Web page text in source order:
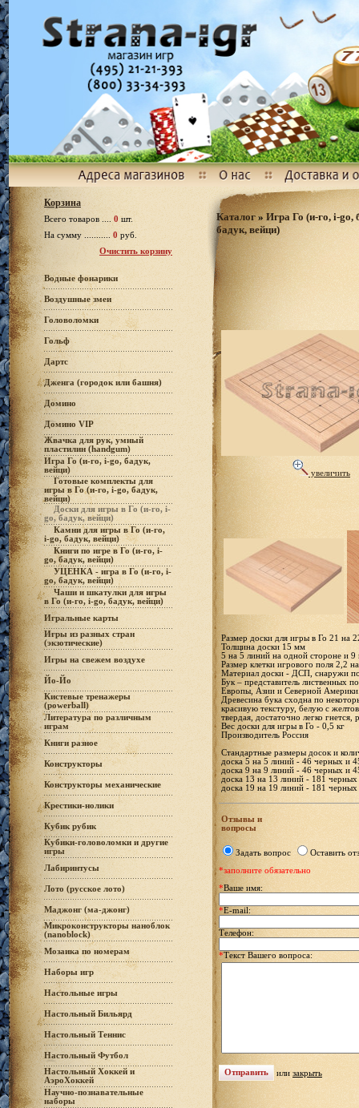
Корзина
Всего товаров .... 0 шт.
На сумму ........... 0 руб.
Очистить корзину
Водные фонарики
Воздушные змеи
Головоломки
Гольф
Дартс
Дженга (городок или башня)
Домино
Домино VIP
Жвачка для рук, умный
пластилин (handgum)
Игра Го (и-го, i-go, бадук,
вейци)
Готовые комплекты для
игры в Го (и-го, i-go, бадук,
вейци)
Доски для игры в Го (и-го, i-
go, бадук, вейци)
Камни для игры в Го (и-го,
i-go, бадук, вейци)
Книги по игре в Го (и-го, i-
go, бадук, вейци)
УЦЕНКА - игра в Го (и-го, i-
go, бадук, вейци)
Чаши и шкатулки для игры
в Го (и-го, i-go, бадук, вейци)
Игральные карты
Игры из разных стран
(экзотические)
Игры на свежем воздухе
Йо-Йо
Кистевые тренажеры
(powerball)
Литература по различным
играм
Книги разное
Конструкторы
Конструкторы механические
Крестики-нолики
Кубик рубик
Кубики-головоломки и другие
игры
Лабиринтусы
Лото (русское лото)
Маджонг (ма-джонг)
Микроконструкторы наноблок
(nanoblock)
Мозаика по номерам
Наборы игр
Настольные игры
Настольный Бильярд
Настольный Теннис
Настольный Футбол
Настольный Хоккей и
АэроХоккей
Научно-познавательные
наборы
Каталог» Игра Го (и-го, i-go,
бадук, вейци)
увеличить
Размер доски для игры в Го 21 на
Толщина доски 15 мм
5 на 5 линий на одной стороне и
Размер клетки игрового поля 2,2
Материал доски - ДСП, снаружи
Бук – представитель лиственных
Европы, Азии и Северной
Древесина бука сходна по
красивую текстуру, белую с
твердая, достаточно легко
Вес доски для игры в Го - 0,5 кг
Производитель Россия
Стандартные размеры досок и
доска 5 на 5 линий - 46 черных и
доска 9 на 9 линий - 46 черных и
доска 13 на 13 линий - 181
доска 19 на 19 линий - 181
Отзывы и
вопросы
Задать вопрос
Оставить
*заполните обязательно
*Ваше имя:
*E-mail:
Телефон:
*Текст Вашего вопроса:
или закрыть